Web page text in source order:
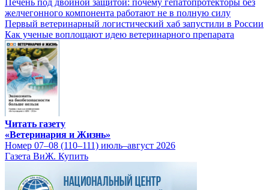
желчегонного компонента работают не в полную силу
Первый ветеринарный логистический хаб запустили в России
Как ученые воплощают идею ветеринарного препарата
Читать газету
«Ветеринария и Жизнь»
Номер 07–08 (110–111) июль–август 2026
Газета ВиЖ. Купить